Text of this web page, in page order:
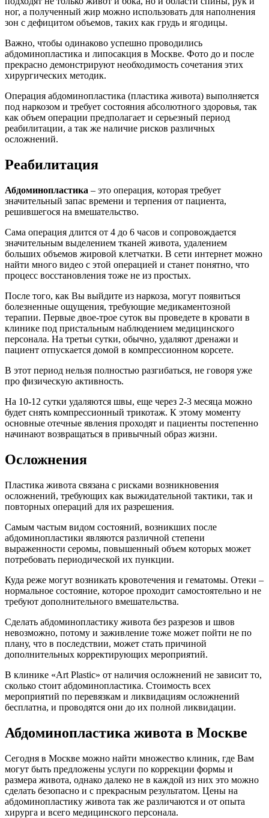
ног, а полученный жир можно использовать для наполнения
зон с дефицитом объемов, таких как грудь и ягодицы.
Важно, чтобы одинаково успешно проводились
абдоминопластика и липосакция в Москве. Фото до и после
прекрасно демонстрируют необходимость сочетания этих
хирургических методик.
Операция абдоминопластика (пластика живота) выполняется
под наркозом и требует состояния абсолютного здоровья, так
как объем операции предполагает и серьезный период
реабилитации, а так же наличие рисков различных
осложнений.
Реабилитация
Абдоминопластика – это операция, которая требует
значительный запас времени и терпения от пациента,
решившегося на вмешательство.
Сама операция длится от 4 до 6 часов и сопровождается
значительным выделением тканей живота, удалением
больших объемов жировой клетчатки. В сети интернет можно
найти много видео с этой операцией и станет понятно, что
процесс восстановления тоже не из простых.
После того, как Вы выйдите из наркоза, могут появиться
болезненные ощущения, требующие медикаментозной
терапии. Первые двое-трое суток вы проведете в кровати в
клинике под пристальным наблюдением медицинского
персонала. На третьи сутки, обычно, удаляют дренажи и
пациент отпускается домой в компрессионном корсете.
В этот период нельзя полностью разгибаться, не говоря уже
про физическую активность.
На 10-12 сутки удаляются швы, еще через 2-3 месяца можно
будет снять компрессионный трикотаж. К этому моменту
основные отечные явления проходят и пациенты постепенно
начинают возвращаться в привычный образ жизни.
Осложнения
Пластика живота связана с рисками возникновения
осложнений, требующих как выжидательной тактики, так и
повторных операций для их разрешения.
Самым частым видом состояний, возникших после
абдоминопластики являются различной степени
выраженности серомы, повышенный объем которых может
потребовать периодической их пункции.
Куда реже могут возникать кровотечения и гематомы. Отеки –
нормальное состояние, которое проходит самостоятельно и не
требуют дополнительного вмешательства.
Сделать абдоминопластику живота без разрезов и швов
невозможно, потому и заживление тоже может пойти не по
плану, что в последствии, может стать причиной
дополнительных корректирующих мероприятий.
В клинике «Art Plastic» от наличия осложнений не зависит то,
сколько стоит абдоминопластика. Стоимость всех
мероприятий по перевязкам и ликвидациям осложнений
бесплатна, и проводятся они до их полной ликвидации.
Абдоминопластика живота в Москве
Сегодня в Москве можно найти множество клиник, где Вам
могут быть предложены услуги по коррекции формы и
размера живота, однако далеко не в каждой из них это можно
сделать безопасно и с прекрасным результатом. Цены на
абдоминопластику живота так же различаются и от опыта
хирурга и всего медицинского персонала.